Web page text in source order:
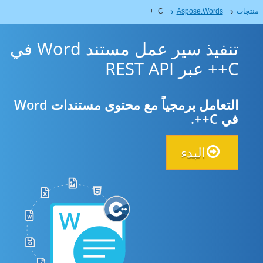
Aspose.Words
C++
تنفيذ سير عمل مستند Word في
C++ عبر REST API
التعامل برمجياً مع محتوى مستندات Word
في C++.
البدء